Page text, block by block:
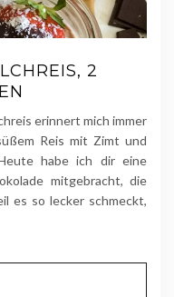
2
erinnert mich immer
Reis mit Zimt und
habe ich dir eine
mitgebracht, die
es so lecker schmeckt,